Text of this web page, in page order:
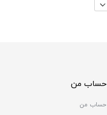
حساب من
حساب من